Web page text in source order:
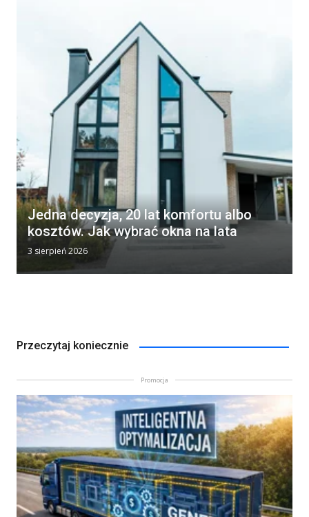
Jedna decyzja, 20 lat komfortu albo
kosztów. Jak wybrać okna na lata
3 sierpień 2026
Przeczytaj koniecznie
Promocja